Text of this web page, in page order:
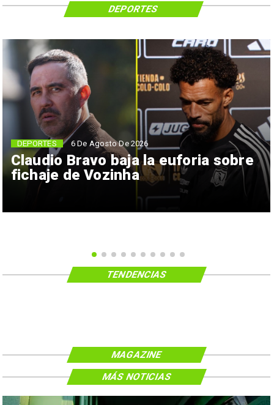
Claudio Bravo baja la euforia sobre
fichaje de Vozinha
DEPORTES 6 De Agosto De 2026
DEPORTES
TENDENCIAS
MAGAZINE
MÁS NOTICIAS